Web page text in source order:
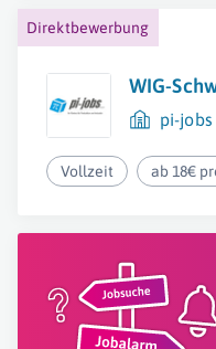
Direktbewerbung
WIG-
pi-
Vollzeit ab 18€